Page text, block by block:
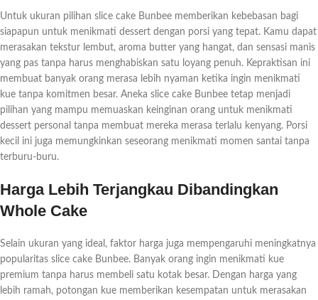
Untuk ukuran pilihan slice cake Bunbee memberikan kebebasan bagi
siapapun untuk menikmati dessert dengan porsi yang tepat. Kamu dapat
merasakan tekstur lembut, aroma butter yang hangat, dan sensasi manis
yang pas tanpa harus menghabiskan satu loyang penuh. Kepraktisan ini
membuat banyak orang merasa lebih nyaman ketika ingin menikmati
kue tanpa komitmen besar. Aneka slice cake Bunbee tetap menjadi
pilihan yang mampu memuaskan keinginan orang untuk menikmati
dessert personal tanpa membuat mereka merasa terlalu kenyang. Porsi
kecil ini juga memungkinkan seseorang menikmati momen santai tanpa
terburu-buru.
Harga Lebih Terjangkau Dibandingkan
Whole Cake
Selain ukuran yang ideal, faktor harga juga mempengaruhi meningkatnya
popularitas slice cake Bunbee. Banyak orang ingin menikmati kue
premium tanpa harus membeli satu kotak besar. Dengan harga yang
lebih ramah, potongan kue memberikan kesempatan untuk merasakan